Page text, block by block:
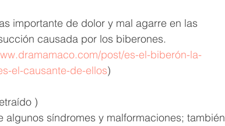
importante de dolor y mal agarre en las
causada por los biberones.
post/es-el-biberón-la-
el-causante-de-ellos)
)
síndromes y malformaciones; también